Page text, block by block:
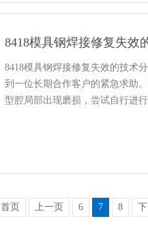
8418模具钢焊接修复失效
8418模具钢焊接修复失效的技术
到一位长期合作客户的紧急求助
型腔局部出现磨损，尝试自行进
首页 上一页 6 7 8